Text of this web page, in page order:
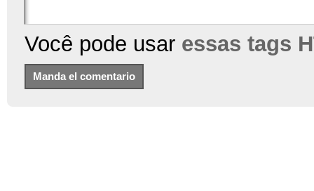
Você pode usar essas tags